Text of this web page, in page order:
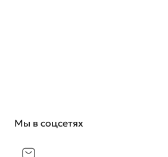
Мы в соцсетях